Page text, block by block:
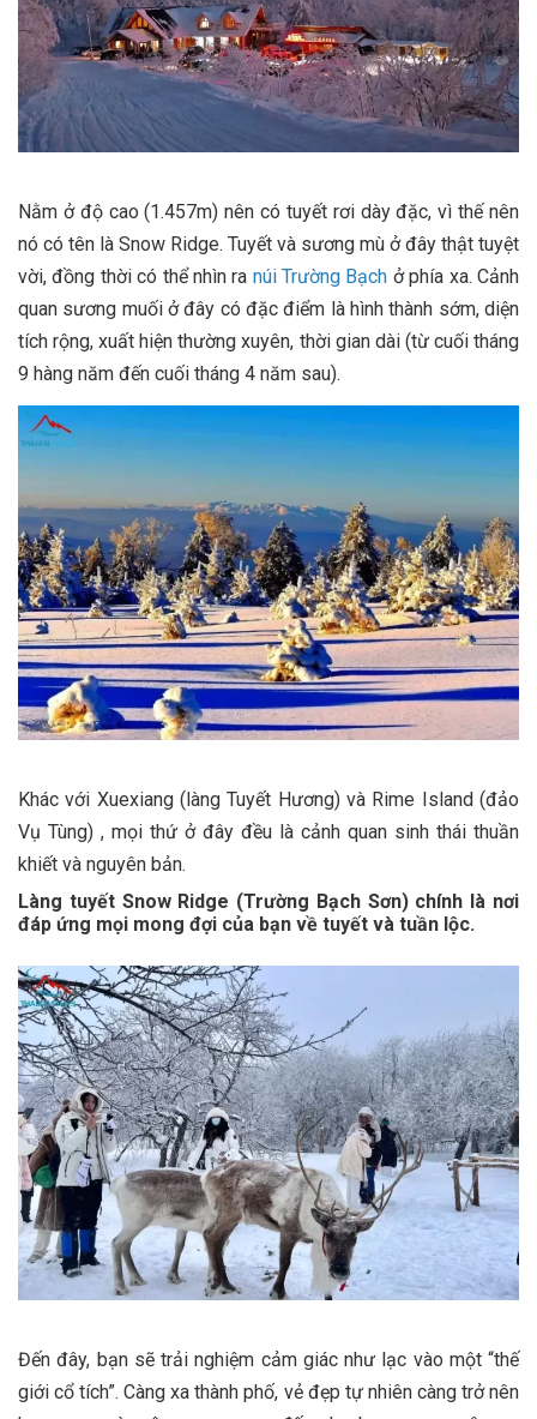
Nằm ở độ cao (1.457m) nên có tuyết rơi dày đặc, vì thế nên
nó có tên là Snow Ridge. Tuyết và sương mù ở đây thật tuyệt
vời, đồng thời có thể nhìn ra núi Trường Bạch ở phía xa. Cảnh
quan sương muối ở đây có đặc điểm là hình thành sớm, diện
tích rộng, xuất hiện thường xuyên, thời gian dài (từ cuối tháng
9 hàng năm đến cuối tháng 4 năm sau).
Khác với Xuexiang (làng Tuyết Hương) và Rime Island (đảo
Vụ Tùng) , mọi thứ ở đây đều là cảnh quan sinh thái thuần
khiết và nguyên bản.
Làng tuyết Snow Ridge (Trường Bạch Sơn) chính là nơi
đáp ứng mọi mong đợi của bạn về tuyết và tuần lộc.
Đến đây, bạn sẽ trải nghiệm cảm giác như lạc vào một “thế
giới cổ tích”. Càng xa thành phố, vẻ đẹp tự nhiên càng trở nên